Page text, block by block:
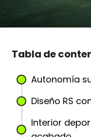
Tabla de
Autonomía
Diseño RS
Interior